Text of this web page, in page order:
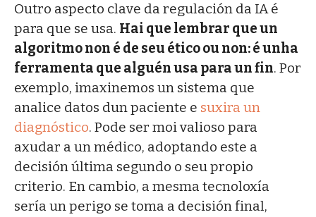
Outro aspecto clave da regulación da IA é
para que se usa. Hai que lembrar que un
algoritmo non é de seu ético ou non: é unha
ferramenta que alguén usa para un fin. Por
exemplo, imaxinemos un sistema que
analice datos dun paciente e suxira un
diagnóstico. Pode ser moi valioso para
axudar a un médico, adoptando este a
decisión última segundo o seu propio
criterio. En cambio, a mesma tecnoloxía
sería un perigo se toma a decisión final,